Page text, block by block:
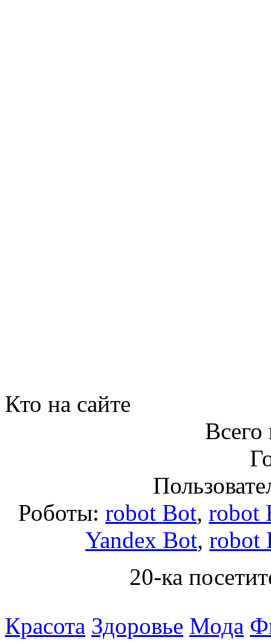
Кто на сайте
Всего
Роботы: robot Bot, robot
Yandex Bot, robot
20-ка
Красота Здоровье Мода